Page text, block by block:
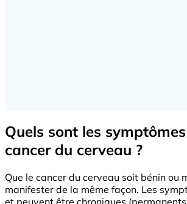
Quels sont les
cancer du cerveau ?
Que le cancer du cerveau soit bénin ou
manifester de la même façon. Les